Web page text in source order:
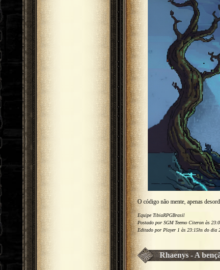
O código não mente, apenas
Equipe TibiaRPGBrasil
Postado por SGM Teemo Citeron às
Editado por Player 1 às 23:15hs do dia
Rhaenys - A